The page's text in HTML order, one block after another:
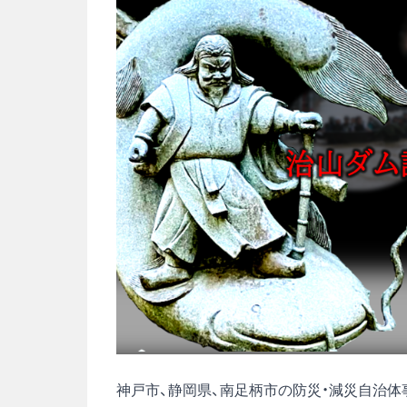
神戸市、静岡県、南足柄市の防災・減災自治体